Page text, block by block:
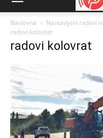
Naslovna
Nastavljeni radovi
radovi kolovrat
radovi kolovrat